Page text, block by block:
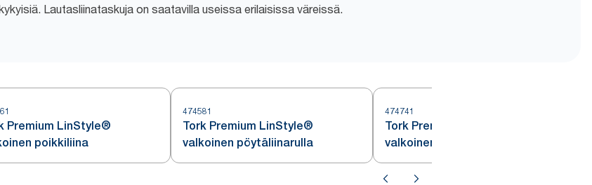
Lautasliinataskuja on saatavilla useissa erilaisissa väreissä.
Premium LinStyle®
poikkiliina
474581
Tork Premium LinStyle®
valkoinen pöytäliinarulla
474741
Tork Premium LinStyle®
valkoinen kateliina